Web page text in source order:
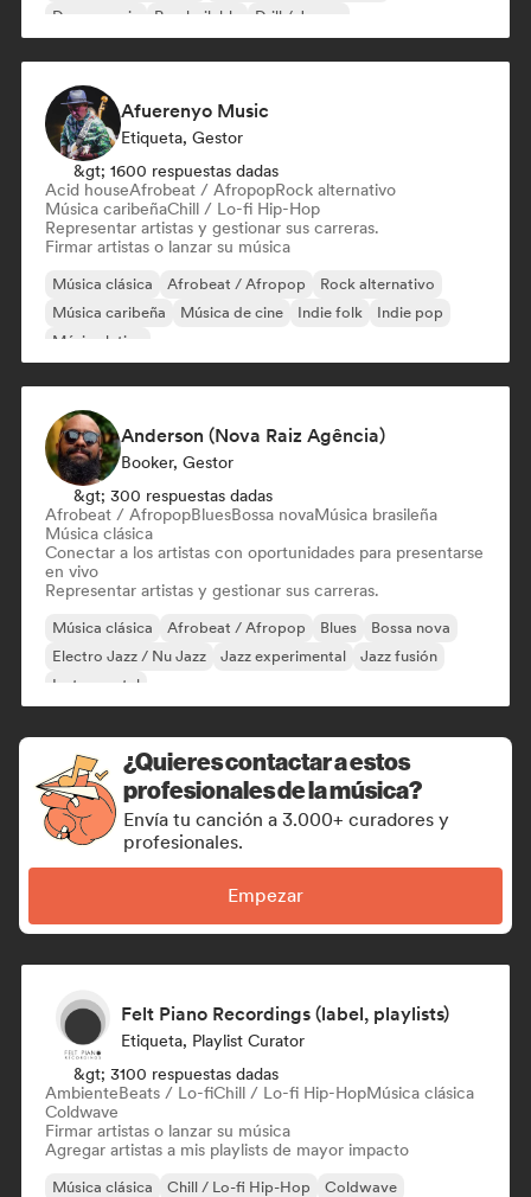
Dance music Pop bailable Drill / Jersey
Afuerenyo Music
Etiqueta, Gestor
&gt; 1600 respuestas dadas
Acid houseAfrobeat / AfropopRock alternativo
Música caribeñaChill / Lo-fi Hip-Hop
Representar artistas y gestionar sus carreras.
Firmar artistas o lanzar su música
Música clásica Afrobeat / Afropop
Rock alternativo
Música caribeña
Música de cine Indie folk
Indie pop
Música latina
Anderson (Nova Raiz Agência)
Booker, Gestor
&gt; 300 respuestas dadas
Afrobeat / AfropopBluesBossa novaMúsica brasileña
Música clásica
Conectar a los artistas con oportunidades para presentarse
en vivo
Representar artistas y gestionar sus carreras.
Música clásica Afrobeat / Afropop Blues
Bossa nova
Electro Jazz / Nu Jazz
Jazz experimental
Jazz fusión
Instrumental
¿Quieres contactar a estos
profesionales de la música?
Envía tu canción a 3.000+ curadores y
profesionales.
Empezar
Felt Piano Recordings (label, playlists)
Etiqueta, Playlist Curator
&gt; 3100 respuestas dadas
AmbienteBeats / Lo-fiChill / Lo-fi Hip-HopMúsica clásica
Coldwave
Firmar artistas o lanzar su música
Agregar artistas a mis playlists de mayor impacto
Música clásica Chill / Lo-fi Hip-Hop
Coldwave